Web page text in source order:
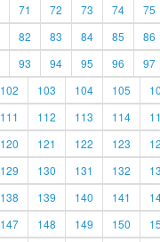
71 72 73 74 75
82 83 84 85 86
93 94 95 96 97
102 103 104 105
111 112 113 114
120 121 122 123
129 130 131 132
138 139 140 141
147 148 149 150